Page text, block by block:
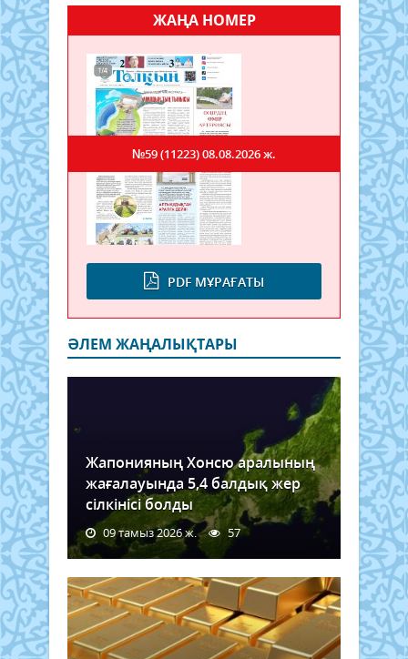
ЖАҢА НОМЕР
PDF МҰРАҒАТЫ
№59 (11223)08.08.2026 ж.
ӘЛЕМ ЖАҢАЛЫҚТАРЫ
Жапонияның Хонсю аралының
жағалауында 5,4 балдық жер
сілкінісі болды
09 тамыз 2026 ж. 57